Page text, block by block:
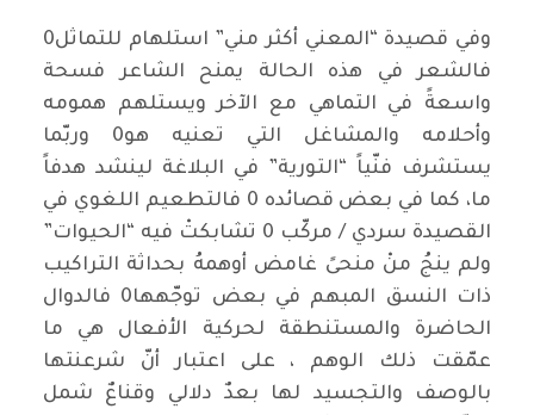
وفي قصيدة “المعني أكثر مني” استلهام للتماثل0
فالشعر في هذه الحالة يمنح الشاعر فسحة
واسعةً في التماهي مع الآخر ويستلهم همومه
وأحلامه والمشاغل التي تعنيه هو0 وربّما
يستشرف فنّياً “التورية” في البلاغة لينشد هدفاً
ما، كما في بعض قصائده 0 فالتطعيم اللغوي في
القصيدة سردي / مركّب 0 تشابكتْ فيه “الحيوات”
ولم ينجُ منْ منحىً غامض أوهمهُ بحداثة التراكيب
ذات النسق المبهم في بعض توجّهها0 فالدوال
الحاضرة والمستنطقة لحركية الأفعال هي ما
عمّقت ذلك الوهم ، على اعتبار أنّ شرعنتها
بالوصف والتجسيد لها بعدٌ دلالي وقناعٌ شمل